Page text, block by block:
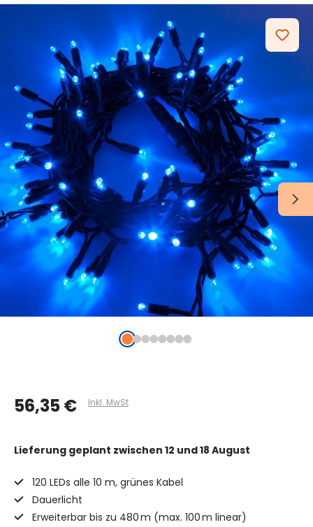
Bildergalerie überspringen
56,35 € Inkl. MwSt
Lieferung geplant zwischen 12 und 18 August
120 LEDs alle 10 m, grünes Kabel
Dauerlicht
Erweiterbar bis zu 480 m (max. 100 m linear)